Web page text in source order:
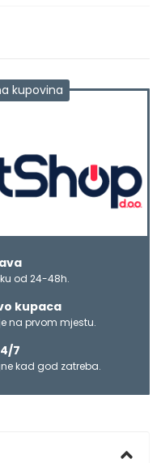
kupovina
od 24-48h.
kupaca
na prvom mjestu.
7
kad god zatreba.